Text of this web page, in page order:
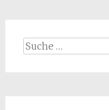
Suche